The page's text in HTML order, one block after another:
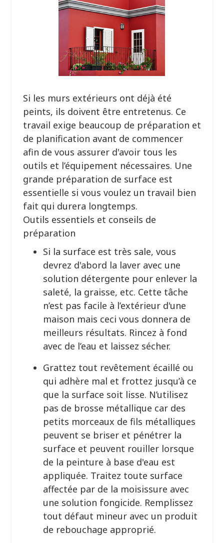
Si les murs extérieurs ont déjà été
peints, ils doivent être entretenus. Ce
travail exige beaucoup de préparation et
de planification avant de commencer
afin de vous assurer d'avoir tous les
outils et l’équipement nécessaires. Une
grande préparation de surface est
essentielle si vous voulez un travail bien
fait qui durera longtemps.
Outils essentiels et conseils de
préparation
Si la surface est très sale, vous
devrez d'abord la laver avec une
solution détergente pour enlever la
saleté, la graisse, etc. Cette tâche
n’est pas facile à l’extérieur d'une
maison mais ceci vous donnera de
meilleurs résultats. Rincez à fond
avec de l’eau et laissez sécher.
Grattez tout revêtement écaillé ou
qui adhère mal et frottez jusqu’à ce
que la surface soit lisse. N’utilisez
pas de brosse métallique car des
petits morceaux de fils métalliques
peuvent se briser et pénétrer la
surface et peuvent rouiller lorsque
de la peinture à base d'eau est
appliquée. Traitez toute surface
affectée par de la moisissure avec
une solution fongicide. Remplissez
tout défaut mineur avec un produit
de rebouchage approprié.